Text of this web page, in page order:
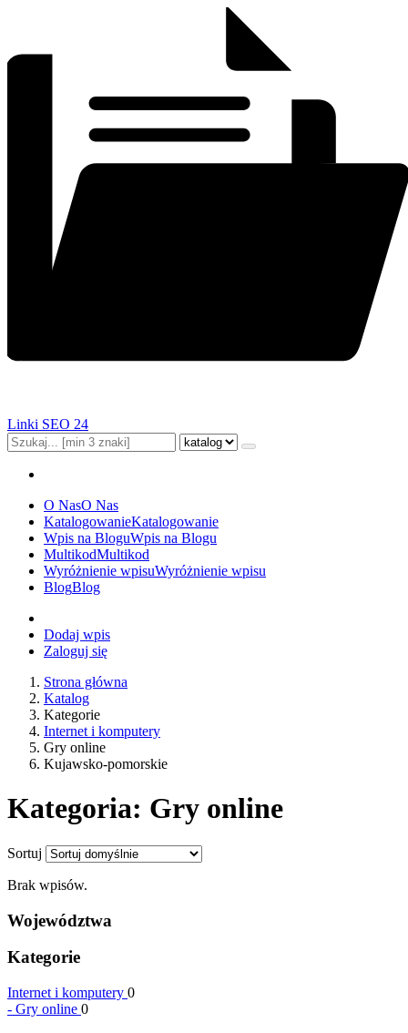
Linki SEO 24
O NasO Nas
KatalogowanieKatalogowanie
Wpis na BloguWpis na Blogu
MultikodMultikod
Wyróżnienie wpisuWyróżnienie wpisu
BlogBlog
Dodaj wpis
Zaloguj się
Strona główna
Katalog
Kategorie
Internet i komputery
Gry online
Kujawsko-pomorskie
Kategoria: Gry online
Sortuj
Brak wpisów.
Województwa
Kategorie
Internet i komputery 0
- Gry online 0